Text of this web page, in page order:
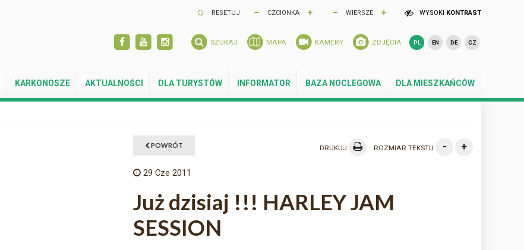
RESETUJ CZCIONKA WIERSZE WYSOKI KONTRAST
SZUKAJ MAPA KAMERY ZDJĘCIA PL EN DE CZ
KARKONOSZE AKTUALNOŚCI DLA TURYSTÓW INFORMATOR BAZA NOCLEGOWA DLA MIESZKAŃCÓW
POWRÓT DRUKUJ ROZMIAR TEKSTU - +
29 Cze 2011
Już dzisiaj !!! HARLEY JAM
SESSION